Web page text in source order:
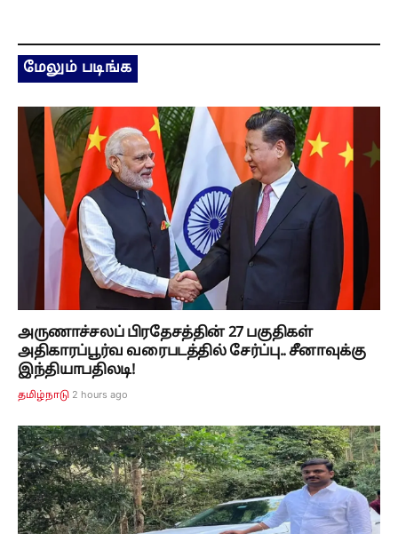
மேலும் படிங்க
அருணாச்சலப் பிரதேசத்தின் 27 பகுதிகள்
அதிகாரப்பூர்வ வரைபடத்தில் சேர்ப்பு.. சீனாவுக்கு
இந்தியாபதிலடி!
தமிழ்நாடு 2 hours ago